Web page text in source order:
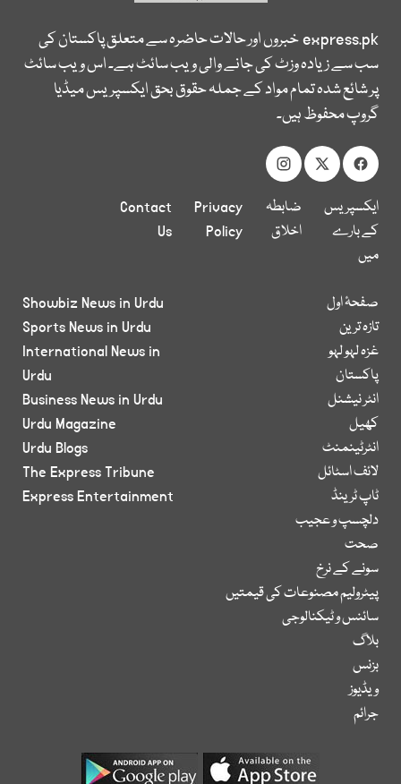
express.pkخبروں اور حالات حاضرہ سے متعلق پاکستان کی
سب سے زیادہ وزٹ کی جانے والی ویب سائٹ ہے۔ اس ویب سائٹ
پر شائع شدہ تمام مواد کے جملہ حقوق بحق ایکسپریس میڈیا
گروپ محفوظ ہیں۔
ایکسپریس
کے بارے
میں
ضابطہ
اخلاق
Privacy
Policy
Contact
Us
صفحۂ اول
تازہ ترین
غزہ لہو لہو
پاکستان
انٹر نیشنل
کھیل
انٹرٹینمنٹ
لائف اسٹائل
ٹاپ ٹرینڈ
دلچسپ و عجیب
صحت
سونے کے نرخ
پیٹرولیم مصنوعات کی قیمتیں
سائنس و ٹیکنالوجی
بلاگ
بزنس
ویڈیوز
جرائم
Showbiz News in Urdu
Sports News in Urdu
International News in
Urdu
Business News in Urdu
Urdu Magazine
Urdu Blogs
The Express Tribune
Express Entertainment